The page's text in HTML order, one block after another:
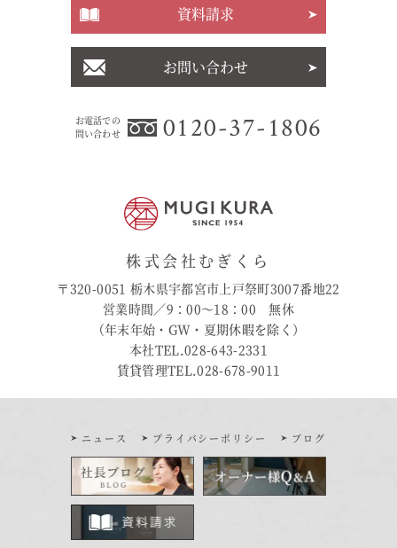
お電話での
問い合わせ
0120-37-1806
資料請求
お問い合わせ
株式会社むぎくら
〒320-0051 栃木県宇都宮市上戸祭町3007番地22
営業時間／9：00〜18：00 無休
（年末年始・GW・夏期休暇を除く）
本社TEL.028-643-2331
賃貸管理TEL.028-678-9011
ニュース プライバシーポリシー ブログ